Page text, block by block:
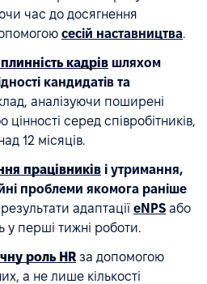
час до досягнення
сесій наставництва.
кадрів шляхом
кандидатів та
аналізуючи поширені
цінності серед співробітників,
12 місяців.
працівників і утримання,
проблеми якомога раніше
адаптації eNPS або
у перші тижні роботи.
роль HR за допомогою
а не лише кількості